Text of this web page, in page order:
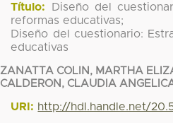
Título:
Diseño del
reformas educativas;
Diseño del cuestionario:
educativas
ZANATTA COLIN, MARTHA
CALDERON, CLAUDIA
URI: http://hdl.handle.net/